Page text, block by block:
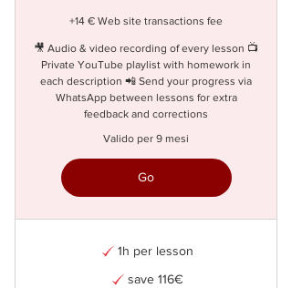
Book a lesson from your
Scopri di più
Prenota
Scopri i piani
1 hour over 21's
Book a lesson from your
plan
Scopri di più
Scopri i piani
+14 € Web site transactions fee
🎥 Audio & video recording of every lesson 📺
Private YouTube playlist with homework in
each description 📲 Send your progress via
WhatsApp between lessons for extra
feedback and corrections
Valido per 9 mesi
Go
1h per lesson
save 116€